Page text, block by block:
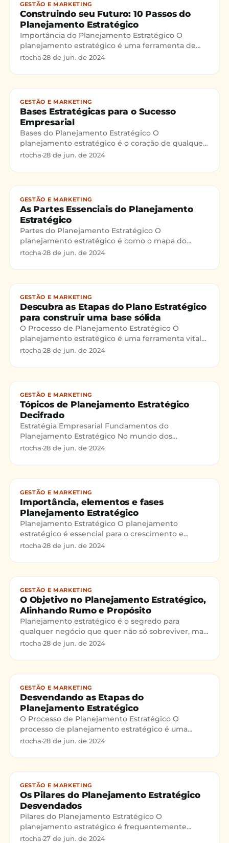
GESTÃO E MARKETING
Construindo seu Futuro: 10 Passos do
Planejamento Estratégico
Importância do Planejamento Estratégico O
planejamento estratégico é uma ferramenta de
gestão essencial para definir a direção e os
rtocha·28 de jun. de 2024
GESTÃO E MARKETING
Bases Estratégicas para o Sucesso
Empresarial
Bases do Planejamento Estratégico O
planejamento estratégico é o coração de qualquer
negócio que quer dar certo. Ele serve como um
rtocha·28 de jun. de 2024
GESTÃO E MARKETING
As Partes Essenciais do Planejamento
Estratégico
Partes do Planejamento Estratégico O
planejamento estratégico é como o mapa do
tesouro para qualquer empresa que quer crescer e
rtocha·28 de jun. de 2024
GESTÃO E MARKETING
Descubra as Etapas do Plano Estratégico
para construir uma base sólida
O Processo de Planejamento Estratégico O
planejamento estratégico é uma ferramenta vital
para o sucesso de qualquer organização. As etapas
rtocha·28 de jun. de 2024
GESTÃO E MARKETING
Tópicos de Planejamento Estratégico
Decifrado
Estratégia Empresarial Fundamentos do
Planejamento Estratégico No mundo dos
negócios, o planejamento estratégico atua como
rtocha·28 de jun. de 2024
GESTÃO E MARKETING
Importância, elementos e fases
Planejamento Estratégico
Planejamento Estratégico O planejamento
estratégico é essencial para o crescimento e
sucesso de qualquer empreendimento. A análise
rtocha·28 de jun. de 2024
GESTÃO E MARKETING
O Objetivo no Planejamento Estratégico,
Alinhando Rumo e Propósito
Planejamento estratégico é o segredo para
qualquer negócio que quer não só sobreviver, mas
também brilhar em um mercado competitivo. A
rtocha·28 de jun. de 2024
GESTÃO E MARKETING
Desvendando as Etapas do
Planejamento Estratégico
O Processo de Planejamento Estratégico O
processo de planejamento estratégico é uma
ferramenta fundamental para organizações que
rtocha·28 de jun. de 2024
GESTÃO E MARKETING
Os Pilares do Planejamento Estratégico
Desvendados
Pilares do Planejamento Estratégico O
planejamento estratégico é frequentemente
estruturado em torno de 5 pilares principais. O
rtocha·27 de jun. de 2024